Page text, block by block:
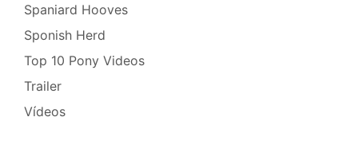
Spaniard Hooves
Sponish Herd
Top 10 Pony Videos
Trailer
Vídeos